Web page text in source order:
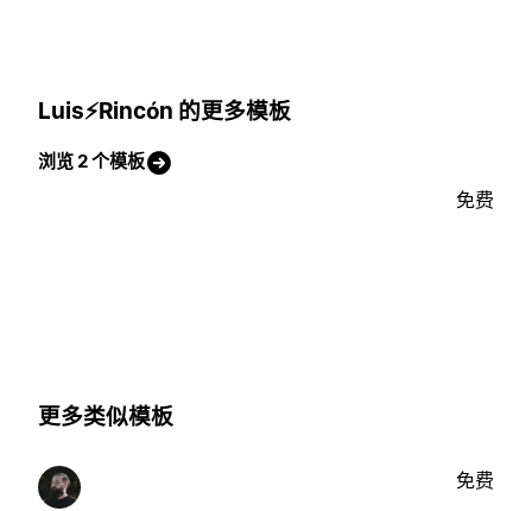
Luis⚡Rincón 的更多模板
浏览 2 个模板
免费
更多类似模板
免费